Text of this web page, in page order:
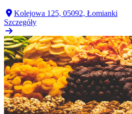
Kolejowa 125, 05092, Łomianki
Szczegóły